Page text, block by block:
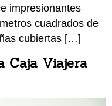
impresionantes
cuadrados de
cubiertas […]
Caja Viajera